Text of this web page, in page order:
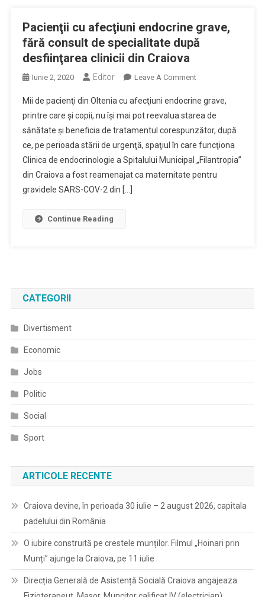
Pacienţii cu afecţiuni endocrine grave,
fără consult de specialitate după
desfiinţarea clinicii din Craiova
Iunie 2, 2020 Editor Leave A CommentOn
Cu
Afecţiuni
Endocrine
Grave,
Fără
Consult
Mii de pacienţi din Oltenia cu afecţiuni endocrine grave,
printre care şi copii, nu îşi mai pot reevalua starea de
sănătate şi beneficia de tratamentul corespunzător, după
ce, pe perioada stării de urgenţă, spaţiul în care funcţiona
Clinica de endocrinologie a Spitalului Municipal „Filantropia”
din Craiova a fost reamenajat ca maternitate pentru
gravidele SARS-COV-2 din […]
Continue Reading
CATEGORII
Divertisment
Economic
Jobs
Politic
Social
Sport
ARTICOLE RECENTE
Craiova devine, în perioada 30 iulie – 2 august 2026, capitala
padelului din România
O iubire construită pe crestele munților. Filmul „Hoinari prin
Munți” ajunge la Craiova, pe 11 iulie
Direcția Generală de Asistență Socială Craiova angajeaza